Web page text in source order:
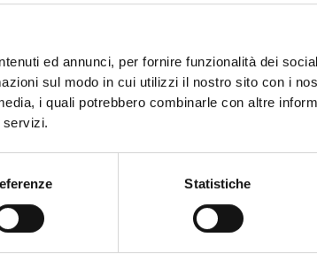
ed annunci, per fornire funzionalità dei
sul modo in cui utilizzi il nostro sito con i
i quali potrebbero combinarle con altre
servizi.
Statistiche
coperchio,
Togli l'anice
interi, unisci
(se lo usi) e
fresco.